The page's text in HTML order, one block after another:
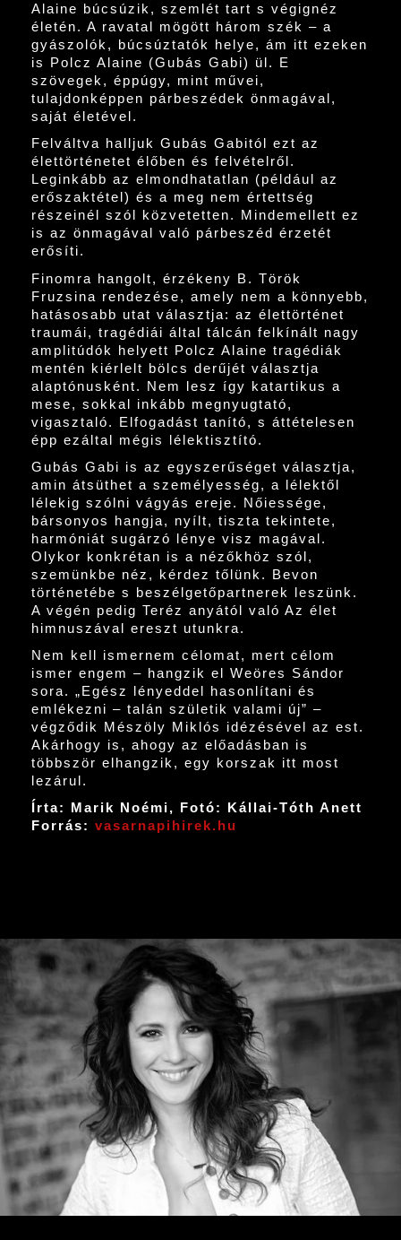
Alaine búcsúzik, szemlét tart s végignéz
életén. A ravatal mögött három szék – a
gyászolók, búcsúztatók helye, ám itt ezeken
is Polcz Alaine (Gubás Gabi) ül. E
szövegek, éppúgy, mint művei,
tulajdonképpen párbeszédek önmagával,
saját életével.
Felváltva halljuk Gubás Gabitól ezt az
élettörténetet élőben és felvételről.
Leginkább az elmondhatatlan (például az
erőszaktétel) és a meg nem értettség
részeinél szól közvetetten. Mindemellett ez
is az önmagával való párbeszéd érzetét
erősíti.
Finomra hangolt, érzékeny B. Török
Fruzsina rendezése, amely nem a könnyebb,
hatásosabb utat választja: az élettörténet
traumái, tragédiái által tálcán felkínált nagy
amplitúdók helyett Polcz Alaine tragédiák
mentén kiérlelt bölcs derűjét választja
alaptónusként. Nem lesz így katartikus a
mese, sokkal inkább megnyugtató,
vigasztaló. Elfogadást tanító, s áttételesen
épp ezáltal mégis lélektisztító.
Gubás Gabi is az egyszerűséget választja,
amin átsüthet a személyesség, a lélektől
lélekig szólni vágyás ereje. Nőiessége,
bársonyos hangja, nyílt, tiszta tekintete,
harmóniát sugárzó lénye visz magával.
Olykor konkrétan is a nézőkhöz szól,
szemünkbe néz, kérdez tőlünk. Bevon
történetébe s beszélgetőpartnerek leszünk.
A végén pedig Teréz anyától való Az élet
himnuszával ereszt utunkra.
Nem kell ismernem célomat, mert célom
ismer engem – hangzik el Weöres Sándor
sora. „Egész lényeddel hasonlítani és
emlékezni – talán születik valami új” –
végződik Mészöly Miklós idézésével az est.
Akárhogy is, ahogy az előadásban is
többször elhangzik, egy korszak itt most
lezárul.
Írta: Marik Noémi, Fotó: Kállai-Tóth Anett
Forrás: vasarnapihirek.hu